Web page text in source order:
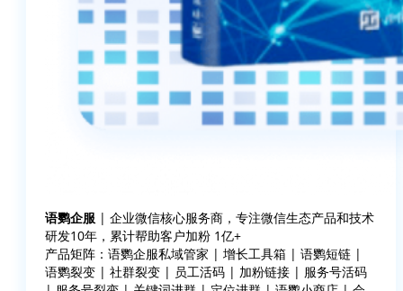
语鹦企服 | 企业微信核心服务商，专注微信生态产品和技术
研发10年，累计帮助客户加粉 1亿+
产品矩阵：语鹦企服私域管家 | 增长工具箱 | 语鹦短链 |
语鹦裂变 | 社群裂变 | 员工活码 | 加粉链接 | 服务号活码